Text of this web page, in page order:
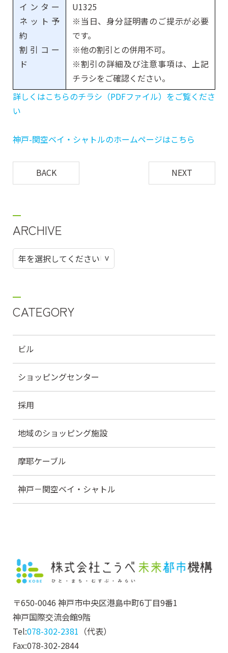
インター
ネット予
約
割引コー
ド
U1325
※当日、身分証明書のご提示が必要
です。
※他の割引との併用不可。
※割引の詳細及び注意事項は、上記
チラシをご確認ください。
詳しくはこちらのチラシ（PDFファイル）をご覧くださ
い
神戸-関空ベイ・シャトルのホームページはこちら
BACK NEXT
ARCHIVE
CATEGORY
ビル
ショッピングセンター
採用
地域のショッピング施設
摩耶ケーブル
神戸－関空ベイ・シャトル
〒650-0046 神戸市中央区港島中町6丁目9番1
神戸国際交流会館9階
Tel:078-302-2381 （代表）
Fax:078-302-2844